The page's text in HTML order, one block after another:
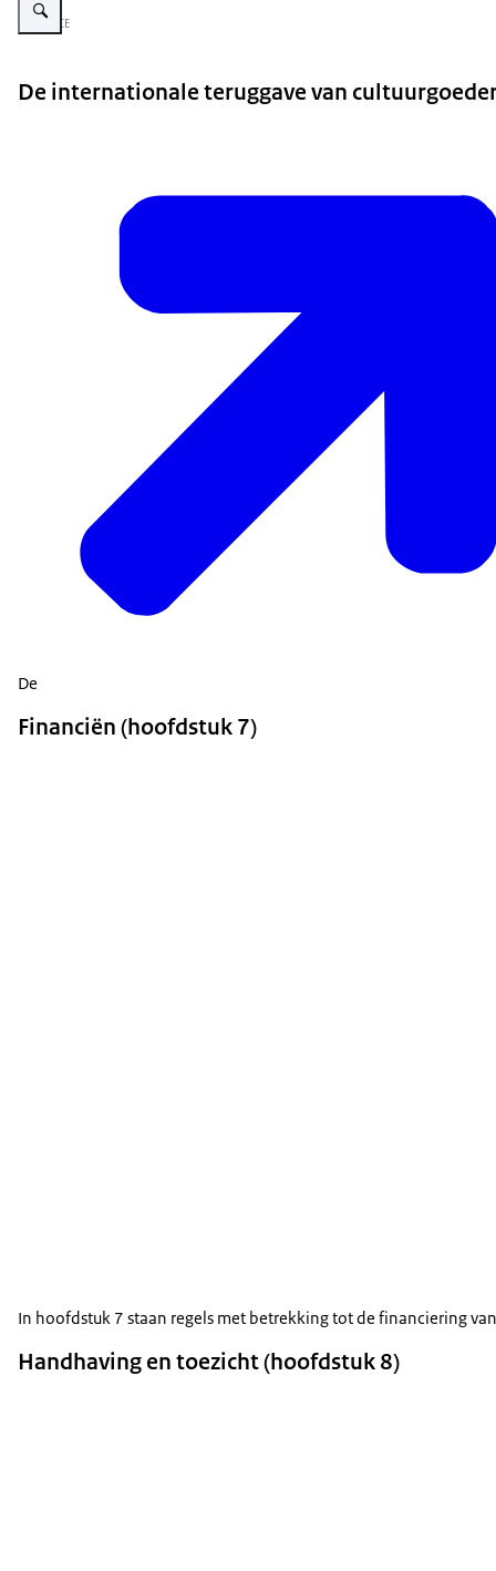
Beeld: RCE
De internationale teruggave van
De
Financiën (hoofdstuk 7)
In hoofdstuk 7 staan regels met betrekking tot de financiering
Handhaving en toezicht (hoofdstuk 8)